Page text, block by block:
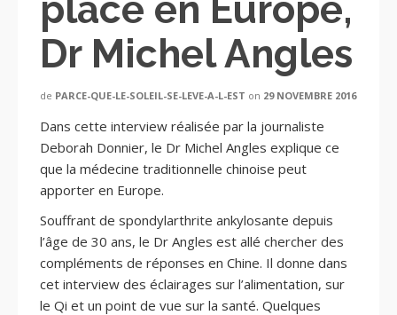
Dr Michel Angles
de PARCE-QUE-LE-SOLEIL-SE-LEVE-A-L-EST on 29 NOVEMBRE 2016
Dans cette interview réalisée par la journaliste
Deborah Donnier, le Dr Michel Angles explique ce
que la médecine traditionnelle chinoise peut
apporter en Europe.
Souffrant de spondylarthrite ankylosante depuis
l’âge de 30 ans, le Dr Angles est allé chercher des
compléments de réponses en Chine. Il donne dans
cet interview des éclairages sur l’alimentation, sur
le Qi et un point de vue sur la santé. Quelques